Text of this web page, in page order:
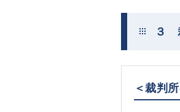
３
＜裁判